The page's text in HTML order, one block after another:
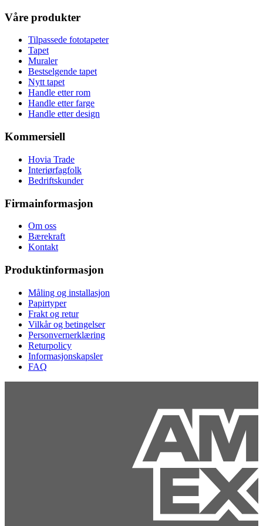
Våre produkter
Tilpassede fototapeter
Tapet
Muraler
Bestselgende tapet
Nytt tapet
Handle etter rom
Handle etter farge
Handle etter design
Kommersiell
Hovia Trade
Interiørfagfolk
Bedriftskunder
Firmainformasjon
Om oss
Bærekraft
Kontakt
Produktinformasjon
Måling og installasjon
Papirtyper
Frakt og retur
Vilkår og betingelser
Personvernerklæring
Returpolicy
Informasjonskapsler
FAQ